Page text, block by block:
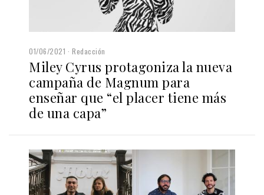
01/06/2021 Redacción
Miley Cyrus protagoniza la nueva
campaña de Magnum para
enseñar que “el placer tiene más
de una capa”